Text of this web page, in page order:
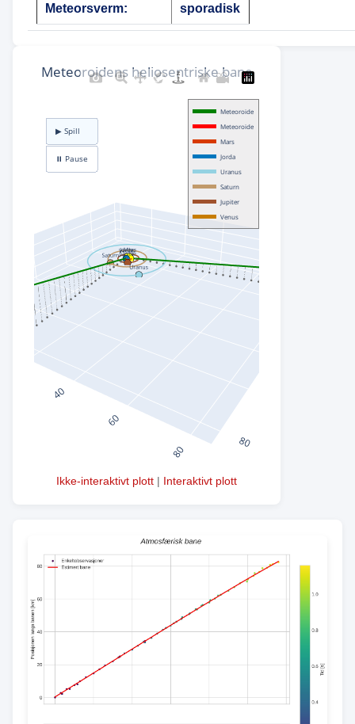
Meteorsverm: sporadisk
Ikke-interaktivt plott | Interaktivt plott